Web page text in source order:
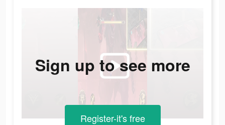
Sign up to see more
Register-it's free